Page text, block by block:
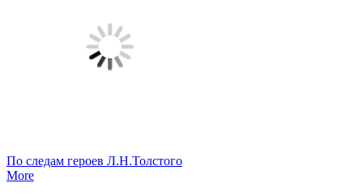
По следам героев Л.Н.Толстого
More